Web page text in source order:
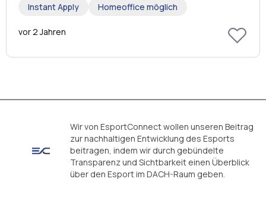
Instant Apply Homeoffice möglich
vor 2 Jahren
Wir von EsportConnect wollen unseren Beitrag
zur nachhaltigen Entwicklung des Esports
beitragen, indem wir durch gebündelte
Transparenz und Sichtbarkeit einen Überblick
über den Esport im DACH-Raum geben.